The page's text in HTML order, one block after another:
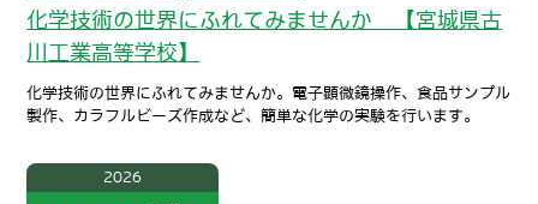
化学技術の世界にふれてみませんか 【宮城県古
川工業高等学校】
化学技術の世界にふれてみませんか。電子顕微鏡操作、食品サンプル
製作、カラフルビーズ作成など、簡単な化学の実験を行います。
2026